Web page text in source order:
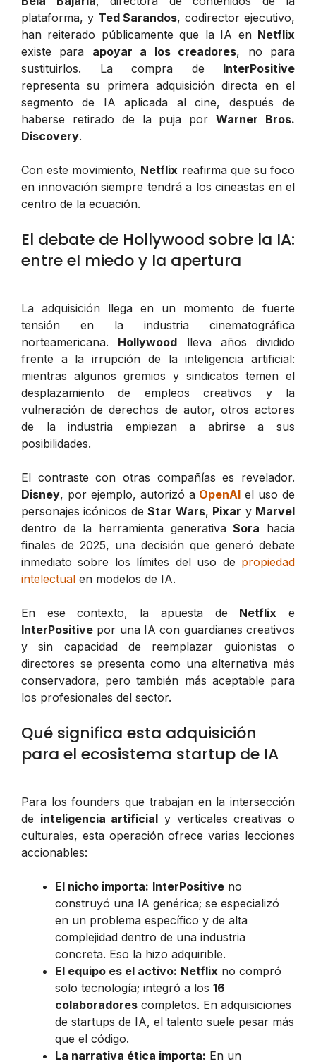
plataforma, y Ted Sarandos, codirector ejecutivo,
han reiterado públicamente que la IA en Netflix
existe para apoyar a los creadores, no para
sustituirlos. La compra de InterPositive
representa su primera adquisición directa en el
segmento de IA aplicada al cine, después de
haberse retirado de la puja porWarner Bros.
Discovery.
Con este movimiento, Netflix reafirma que su foco
en innovación siempre tendrá a los cineastas en el
centro de la ecuación.
El debate de Hollywood sobre la IA:
entre el miedo y la apertura
La adquisición llega en un momento de fuerte
tensión en la industria cinematográfica
norteamericana. Hollywood lleva años dividido
frente a la irrupción de la inteligencia artificial:
mientras algunos gremios y sindicatos temen el
desplazamiento de empleos creativos y la
vulneración de derechos de autor, otros actores
de la industria empiezan a abrirse a sus
posibilidades.
El contraste con otras compañías es revelador.
Disney, por ejemplo, autorizó a OpenAI el uso de
personajes icónicos deStar Wars, Pixar y Marvel
dentro de la herramienta generativaSora hacia
finales de 2025, una decisión que generó debate
inmediato sobre los límites del uso de propiedad
intelectual en modelos de IA.
En ese contexto, la apuesta de Netflix e
InterPositive por una IA con guardianes creativos
y sin capacidad de reemplazar guionistas o
directores se presenta como una alternativa más
conservadora, pero también más aceptable para
los profesionales del sector.
Qué significa esta adquisición
para el ecosistema startup de IA
Para los founders que trabajan en la intersección
de inteligencia artificial y verticales creativas o
culturales, esta operación ofrece varias lecciones
accionables:
El nicho importa: InterPositive no
construyó una IA genérica; se especializó
en un problema específico y de alta
complejidad dentro de una industria
concreta. Eso la hizo adquirible.
El equipo es el activo: Netflix no compró
solo tecnología; integró a los 16
colaboradores completos. En adquisiciones
de startups de IA, el talento suele pesar más
que el código.
La narrativa ética importa: En un